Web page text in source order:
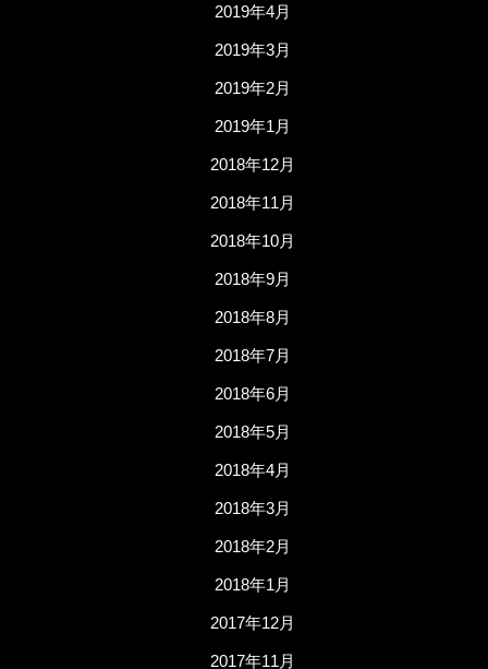
2019年4月
2019年3月
2019年2月
2019年1月
2018年12月
2018年11月
2018年10月
2018年9月
2018年8月
2018年7月
2018年6月
2018年5月
2018年4月
2018年3月
2018年2月
2018年1月
2017年12月
2017年11月